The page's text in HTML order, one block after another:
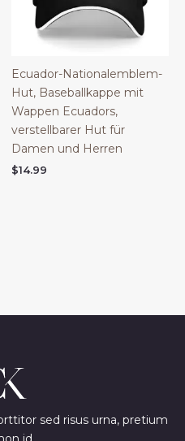
Ecuador-Nationalemblem-
Hut, Baseballkappe mit
Wappen Ecuadors,
verstellbarer Hut für
Damen und Herren
$14.99
sed risus urna, pretium